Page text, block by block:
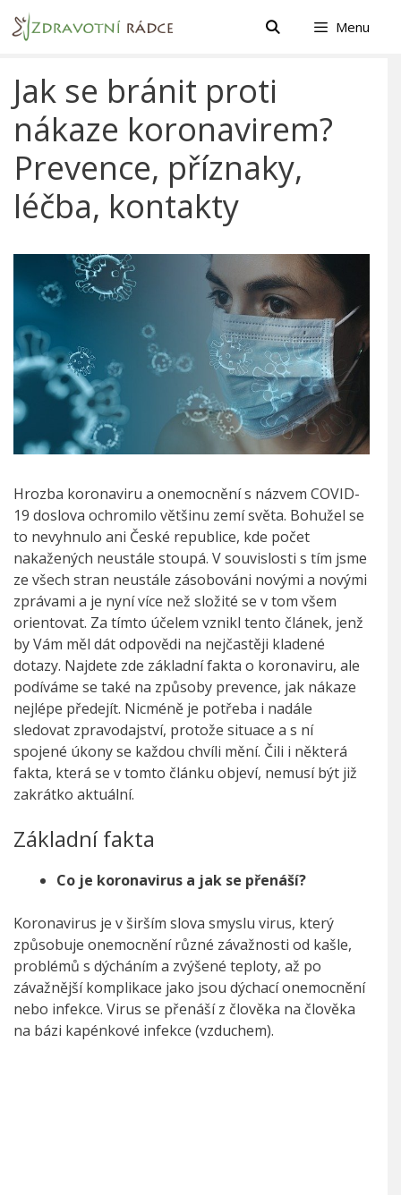
Přeskočit
na
Menu
Jak se bránit proti
nákaze koronavirem?
Prevence, příznaky,
léčba, kontakty
Hrozba koronaviru a onemocnění s názvem COVID-
19 doslova ochromilo většinu zemí světa. Bohužel se
to nevyhnulo ani České republice, kde počet
nakažených neustále stoupá. V souvislosti s tím jsme
ze všech stran neustále zásobováni novými a novými
zprávami a je nyní více než složité se v tom všem
orientovat. Za tímto účelem vznikl tento článek, jenž
by Vám měl dát odpovědi na nejčastěji kladené
dotazy. Najdete zde základní fakta o koronaviru, ale
podíváme se také na způsoby prevence, jak nákaze
nejlépe předejít. Nicméně je potřeba i nadále
sledovat zpravodajství, protože situace a s ní
spojené úkony se každou chvíli mění. Čili i některá
fakta, která se v tomto článku objeví, nemusí být již
zakrátko aktuální.
Základní fakta
Co je koronavirus a jak se přenáší?
Koronavirus je v širším slova smyslu virus, který
způsobuje onemocnění různé závažnosti od kašle,
problémů s dýcháním a zvýšené teploty, až po
závažnější komplikace jako jsou dýchací onemocnění
nebo infekce. Virus se přenáší z člověka na člověka
na bázi kapénkové infekce (vzduchem).